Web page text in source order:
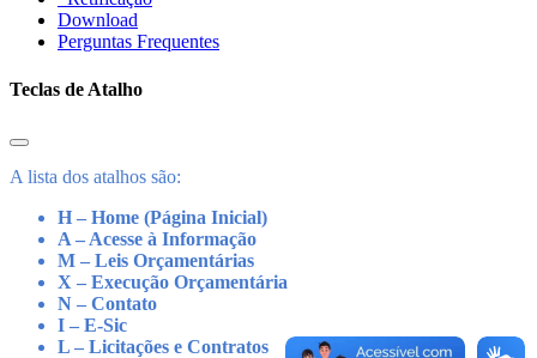
Download
Perguntas Frequentes
Teclas de Atalho
A lista dos atalhos são:
H – Home (Página Inicial)
A – Acesse à Informação
M – Leis Orçamentárias
X – Execução Orçamentária
N – Contato
I – E-Sic
L – Licitações e Contratos